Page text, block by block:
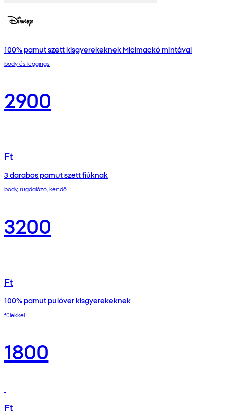
100% pamut szett kisgyerekeknek Micimackó mintával
body és leggings
2900
Ft
3 darabos pamut szett fiúknak
body, rugdalózó, kendő
3200
Ft
100% pamut pulóver kisgyerekeknek
fülekkel
1800
Ft